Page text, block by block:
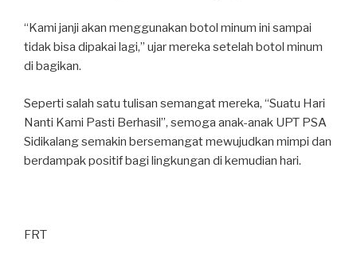
“Kami janji akan menggunakan botol minum ini sampai
tidak bisa dipakai lagi,” ujar mereka setelah botol minum
di bagikan.
Seperti salah satu tulisan semangat mereka, “Suatu Hari
Nanti Kami Pasti Berhasil”, semoga anak-anak UPT PSA
Sidikalang semakin bersemangat mewujudkan mimpi dan
berdampak positif bagi lingkungan di kemudian hari.
FRT